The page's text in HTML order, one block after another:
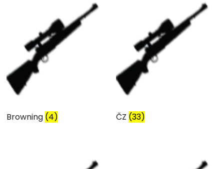
Browning (4) ČZ (33)